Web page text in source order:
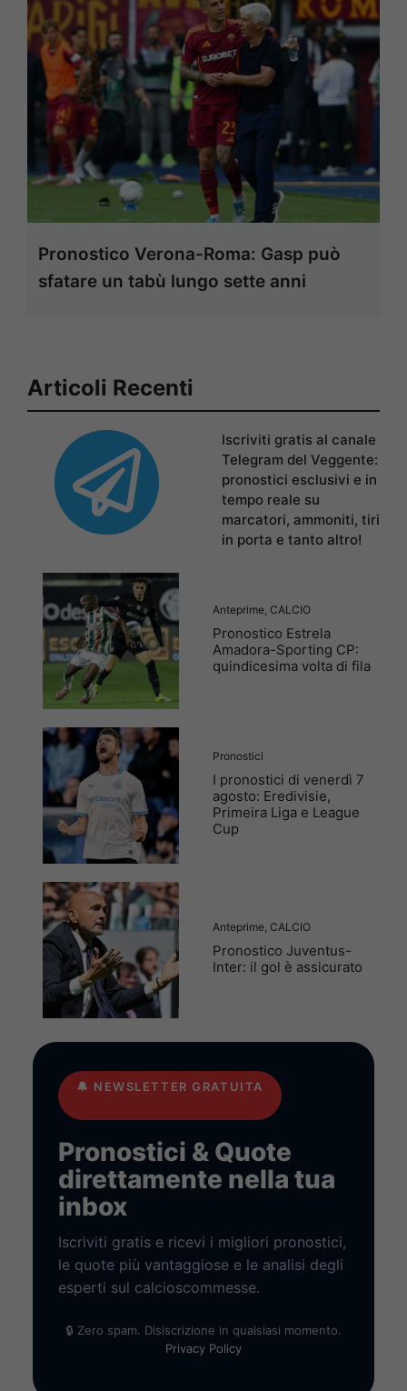
Pronostico Verona-Roma: Gasp può
sfatare un tabù lungo sette anni
Articoli Recenti
Iscriviti gratis al canale
Telegram del Veggente:
pronostici esclusivi e in
tempo reale su
marcatori, ammoniti, tiri
in porta e tanto altro!
Anteprime, CALCIO
Pronostico Estrela
Amadora-Sporting CP:
quindicesima volta di fila
Pronostici
I pronostici di venerdì 7
agosto: Eredivisie,
Primeira Liga e League
Cup
Anteprime, CALCIO
Pronostico Juventus-
Inter: il gol è assicurato
🔔 NEWSLETTER GRATUITA
Pronostici & Quote
direttamente nella tua
inbox
Iscriviti gratis e ricevi i migliori pronostici,
le quote più vantaggiose e le analisi degli
esperti sul calcioscommesse.
🔒 Zero spam. Disiscrizione in qualsiasi momento.
Privacy Policy